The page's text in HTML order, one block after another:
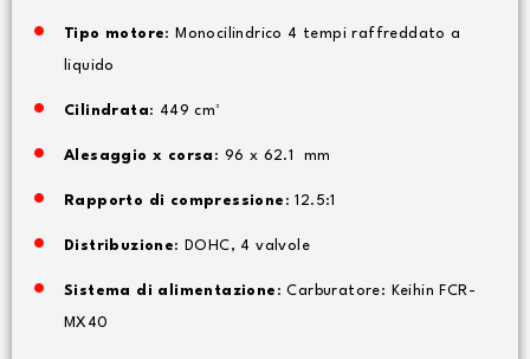
Tipo motore: Monocilindrico 4 tempi raffreddato a
liquido
Cilindrata: 449 cm³
Alesaggio x corsa : 96 x 62.1 mm
Rapporto di compressione : 12.5:1
Distribuzione: DOHC, 4 valvole
Sistema di alimentazione : Carburatore: Keihin FCR-
MX40